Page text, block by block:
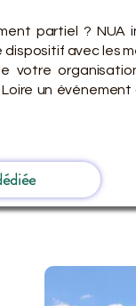
partiel ? NUA
avec les
votre
un